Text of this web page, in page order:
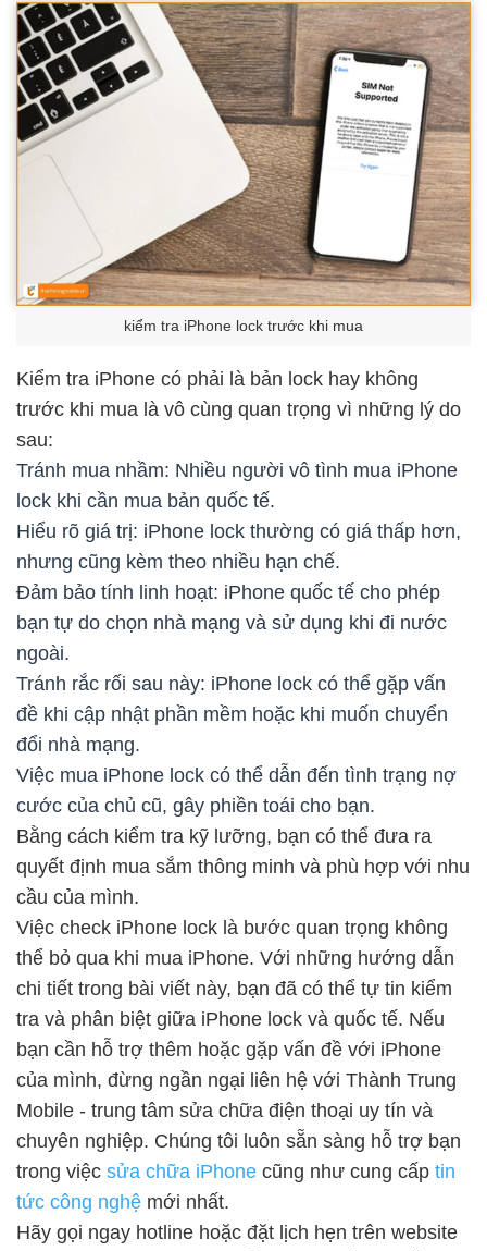
kiểm tra iPhone lock trước khi mua
Kiểm tra iPhone có phải là bản lock hay không
trước khi mua là vô cùng quan trọng vì những lý do
sau:
Tránh mua nhầm: Nhiều người vô tình mua iPhone
lock khi cần mua bản quốc tế.
Hiểu rõ giá trị: iPhone lock thường có giá thấp hơn,
nhưng cũng kèm theo nhiều hạn chế.
Đảm bảo tính linh hoạt: iPhone quốc tế cho phép
bạn tự do chọn nhà mạng và sử dụng khi đi nước
ngoài.
Tránh rắc rối sau này: iPhone lock có thể gặp vấn
đề khi cập nhật phần mềm hoặc khi muốn chuyển
đổi nhà mạng.
Việc mua iPhone lock có thể dẫn đến tình trạng nợ
cước của chủ cũ, gây phiền toái cho bạn.
Bằng cách kiểm tra kỹ lưỡng, bạn có thể đưa ra
quyết định mua sắm thông minh và phù hợp với nhu
cầu của mình.
Việc check iPhone lock là bước quan trọng không
thể bỏ qua khi mua iPhone. Với những hướng dẫn
chi tiết trong bài viết này, bạn đã có thể tự tin kiểm
tra và phân biệt giữa iPhone lock và quốc tế. Nếu
bạn cần hỗ trợ thêm hoặc gặp vấn đề với iPhone
của mình, đừng ngần ngại liên hệ với Thành Trung
Mobile - trung tâm sửa chữa điện thoại uy tín và
chuyên nghiệp. Chúng tôi luôn sẵn sàng hỗ trợ bạn
trong việc sửa chữa iPhone cũng như cung cấp tin
tức công nghệ mới nhất.
Hãy gọi ngay hotline hoặc đặt lịch hẹn trên website